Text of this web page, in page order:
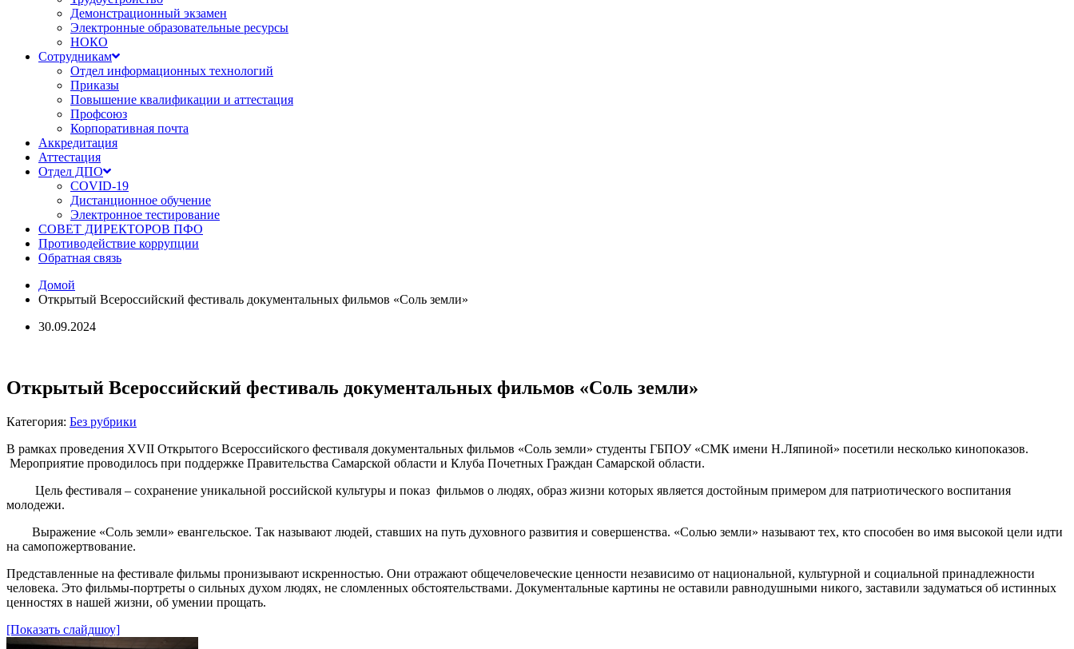
Демонстрационный экзамен
Электронные образовательные ресурсы
НОКО
Сотрудникам
Отдел информационных технологий
Приказы
Повышение квалификации и аттестация
Профсоюз
Корпоративная почта
Аккредитация
Аттестация
Отдел ДПО
COVID-19
Дистанционное обучение
Электронное тестирование
СОВЕТ ДИРЕКТОРОВ ПФО
Противодействие коррупции
Обратная связь
Домой
Открытый Всероссийский фестиваль документальных фильмов «Соль земли»
30.09.2024
Открытый Всероссийский фестиваль документальных фильмов «Соль земли»
Категория: Без рубрики
В рамках проведения XVII Открытого Всероссийского фестиваля документальных фильмов «Соль земли» студенты ГБПОУ «СМК имени Н.Ляпиной» посетили несколько кинопоказов.
Мероприятие проводилось при поддержке Правительства Самарской области и Клуба Почетных Граждан Самарской области.
Цель фестиваля – сохранение уникальной российской культуры и показ фильмов о людях, образ жизни которых является достойным примером для патриотического воспитания
молодежи.
Выражение «Соль земли» евангельское. Так называют людей, ставших на путь духовного развития и совершенства. «Солью земли» называют тех, кто способен во имя высокой цели идти
на самопожертвование.
Представленные на фестивале фильмы пронизывают искренностью. Они отражают общечеловеческие ценности независимо от национальной, культурной и социальной принадлежности
человека. Это фильмы-портреты о сильных духом людях, не сломленных обстоятельствами. Документальные картины не оставили равнодушными никого, заставили задуматься об истинных
ценностях в нашей жизни, об умении прощать.
[Показать слайдшоу]